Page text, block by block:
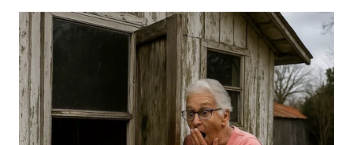
WN
SULSEL
GORONTALO
WN